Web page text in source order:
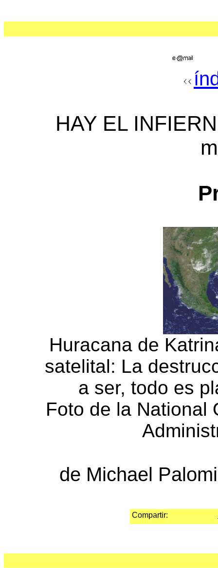
HAY EL
Huracana de
satelital: La
a ser, todo es
Foto de la National
de Michael
Compartir: